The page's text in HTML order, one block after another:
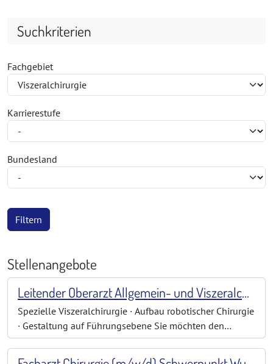
Suchkriterien
Fachgebiet
Karrierestufe
Bundesland
Filtern
Stellenangebote
Leitender Oberarzt Allgemein- und Viszeralchirurgie (m/w/d)
Spezielle Viszeralchirurgie · Aufbau robotischer Chirurgie
· Gestaltung auf Führungsebene Sie möchten den
nächsten Karriereschritt gehen – aber nicht in eine
Position wechseln, in der bereits alles festgelegt ist? Sie